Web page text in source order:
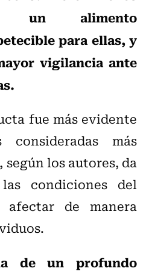
un alimento
para ellas, y
vigilancia ante
fue más evidente
más
según los autores, da
condiciones del
afectar de manera
de un profundo